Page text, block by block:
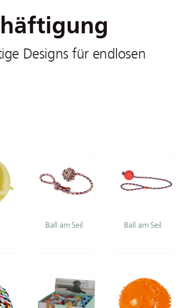
Designs für endlosen
Ball am Seil Ball am Seil